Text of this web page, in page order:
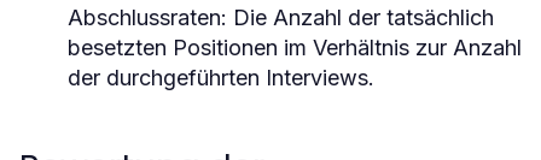
Abschlussraten: Die Anzahl der tatsächlich
besetzten Positionen im Verhältnis zur Anzahl
der durchgeführten Interviews.